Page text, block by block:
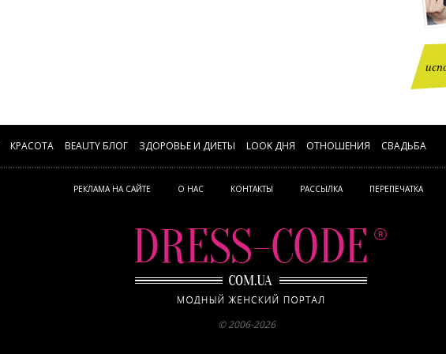
КРАСОТА BEAUTY БЛОГ ЗДОРОВЬЕ И ДИЕТЫ LOOK ДНЯ ОТНОШЕНИЯ СВАДЬБА
РЕКЛАМА НА САЙТЕ О НАС КОНТАКТЫ РАССЫЛКА ПЕРЕПЕЧАТКА
© 2006-2026